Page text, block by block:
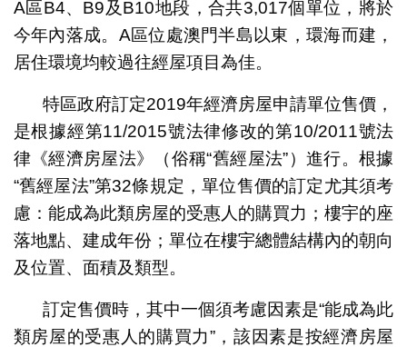
A區B4、B9及B10地段，合共3,017個單位，將於
今年內落成。A區位處澳門半島以東，環海而建，
居住環境均較過往經屋項目為佳。
特區政府訂定2019年經濟房屋申請單位售價，
是根據經第11/2015號法律修改的第10/2011號法
律《經濟房屋法》（俗稱“舊經屋法”）進行。根據
“舊經屋法”第32條規定，單位售價的訂定尤其須考
慮：能成為此類房屋的受惠人的購買力；樓宇的座
落地點、建成年份；單位在樓宇總體結構內的朝向
及位置、面積及類型。
訂定售價時，其中一個須考慮因素是“能成為此
類房屋的受惠人的購買力”，該因素是按經濟房屋